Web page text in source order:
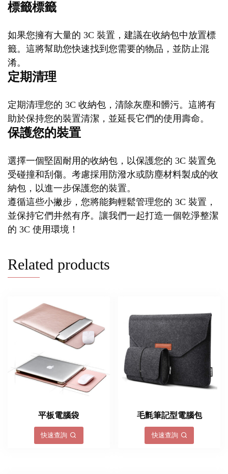
標籤標籤
如果您擁有大量的 3C 裝置，建議在收納包中放置標
籤。這將幫助您快速找到您需要的物品，並防止混
淆。
定期清理
定期清理您的 3C 收納包，清除灰塵和髒污。這將有
助於保持您的裝置清潔，並延長它們的使用壽命。
保護您的裝置
選擇一個堅固耐用的收納包，以保護您的 3C 裝置免
受碰撞和刮傷。考慮採用防潑水或防塵材料製成的收
納包，以進一步保護您的裝置。
遵循這些小撇步，您將能夠輕鬆管理您的 3C 裝置，
並保持它們井然有序。讓我們一起打造一個乾淨整潔
的 3C 使用環境！
Related products
平板電腦袋
快速查詢
毛氈筆記型電腦包
快速查詢